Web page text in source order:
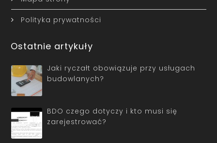
Polityka prywatności
Ostatnie artykuły
Jaki ryczałt obowiązuje przy usługach
budowlanych?
BDO czego dotyczy i kto musi się
zarejestrować?